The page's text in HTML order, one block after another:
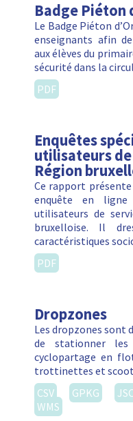
Badge Piéton
Le Badge Piéton
enseignants afin
aux élèves du
sécurité dans la
PDF
Enquêtes
utilisateurs
Région
Ce rapport
enquête en
utilisateurs de
bruxelloise. Il
caractéristiques
PDF
Dropzones
Les dropzones sont
de stationner les
cyclopartage en
trottinettes et
CSV
GPKG
WMS